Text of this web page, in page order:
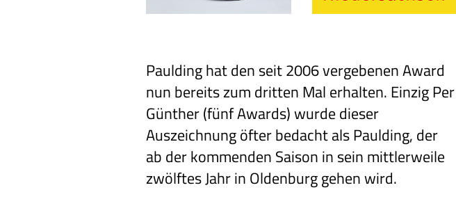
Paulding hat den seit 2006 vergebenen Award
nun bereits zum dritten Mal erhalten. Einzig Per
Günther (fünf Awards) wurde dieser
Auszeichnung öfter bedacht als Paulding, der
ab der kommenden Saison in sein mittlerweile
zwölftes Jahr in Oldenburg gehen wird.